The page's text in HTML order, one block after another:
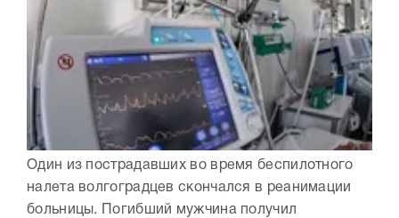
Один из пострадавших во время беспилотного
налета волгоградцев скончался в реанимации
больницы. Погибший мужчина получил